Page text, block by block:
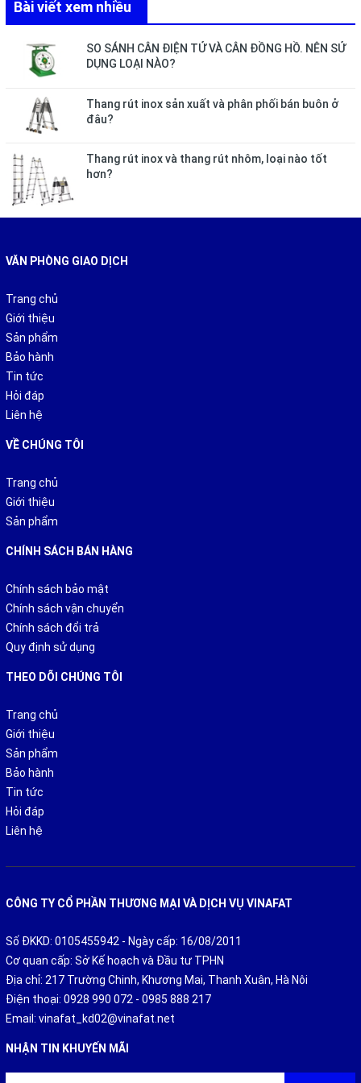
Bài viết xem nhiều
SO SÁNH CÂN ĐIỆN TỬ VÀ CÂN ĐỒNG HỒ. NÊN SỬ
DỤNG LOẠI NÀO?
Thang rút inox sản xuất và phân phối bán buôn ở
đâu?
Thang rút inox và thang rút nhôm, loại nào tốt
hơn?
VĂN PHÒNG GIAO DỊCH
Trang chủ
Giới thiệu
Sản phẩm
Bảo hành
Tin tức
Hỏi đáp
Liên hệ
VỀ CHÚNG TÔI
Trang chủ
Giới thiệu
Sản phẩm
CHÍNH SÁCH BÁN HÀNG
Chính sách bảo mật
Chính sách vận chuyển
Chính sách đổi trả
Quy định sử dụng
THEO DÕI CHÚNG TÔI
Trang chủ
Giới thiệu
Sản phẩm
Bảo hành
Tin tức
Hỏi đáp
Liên hệ
CÔNG TY CỔ PHẦN THƯƠNG MẠI VÀ DỊCH VỤ VINAFAT
Số ĐKKD: 0105455942 - Ngày cấp: 16/08/2011
Cơ quan cấp: Sở Kế hoạch và Đầu tư TPHN
Địa chỉ: 217 Trường Chinh, Khương Mai, Thanh Xuân, Hà Nôi
Điện thoại: 0928 990 072 - 0985 888 217
Email: vinafat_kd02@vinafat.net
NHẬN TIN KHUYẾN MÃI